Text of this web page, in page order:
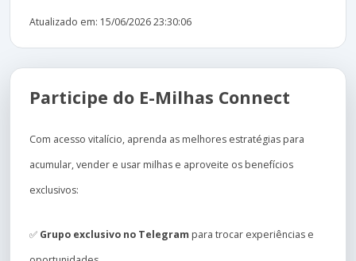
Atualizado em: 15/06/2026 23:30:06
Participe do E-Milhas Connect
Com acesso vitalício, aprenda as melhores estratégias para
acumular, vender e usar milhas e aproveite os benefícios
exclusivos:
✅ Grupo exclusivo no Telegram para trocar experiências e